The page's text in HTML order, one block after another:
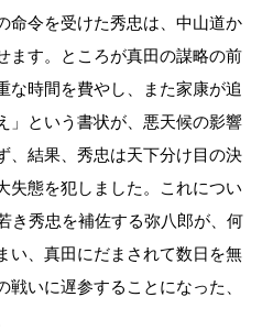
命令を受けた秀忠は、中山道か
ます。ところが真田の謀略の前
な時間を費やし、また家康が追
」という書状が、悪天候の影響
、結果、秀忠は天下分け目の決
失態を犯しました。これについ
き秀忠を補佐する弥八郎が、何
い、真田にだまされて数日を無
いに遅参することになった、